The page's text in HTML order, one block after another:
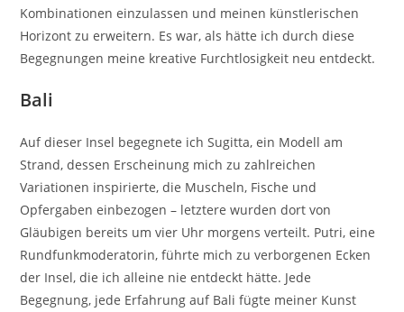
Kombinationen einzulassen und meinen künstlerischen
Horizont zu erweitern. Es war, als hätte ich durch diese
Begegnungen meine kreative Furchtlosigkeit neu entdeckt.
Bali
Auf dieser Insel begegnete ich Sugitta, ein Modell am
Strand, dessen Erscheinung mich zu zahlreichen
Variationen inspirierte, die Muscheln, Fische und
Opfergaben einbezogen – letztere wurden dort von
Gläubigen bereits um vier Uhr morgens verteilt. Putri, eine
Rundfunkmoderatorin, führte mich zu verborgenen Ecken
der Insel, die ich alleine nie entdeckt hätte. Jede
Begegnung, jede Erfahrung auf Bali fügte meiner Kunst